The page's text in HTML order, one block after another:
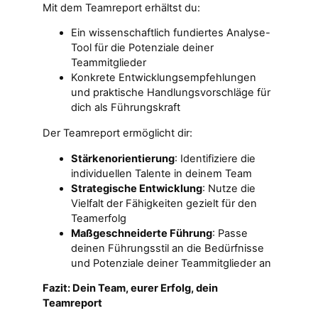
Mit dem Teamreport erhältst du:
Ein wissenschaftlich fundiertes Analyse-
Tool für die Potenziale deiner
Teammitglieder
Konkrete Entwicklungsempfehlungen
und praktische Handlungsvorschläge für
dich als Führungskraft
Der Teamreport ermöglicht dir:
Stärkenorientierung: Identifiziere die
individuellen Talente in deinem Team
Strategische Entwicklung: Nutze die
Vielfalt der Fähigkeiten gezielt für den
Teamerfolg
Maßgeschneiderte Führung: Passe
deinen Führungsstil an die Bedürfnisse
und Potenziale deiner Teammitglieder an
Fazit: Dein Team, eurer Erfolg, dein
Teamreport